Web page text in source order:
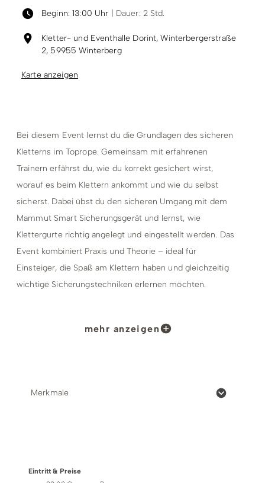
Beginn: 13:00 Uhr | Dauer: 2 Std.
Kletter- und Eventhalle Dorint, Winterbergerstraße
2, 59955 Winterberg
Karte anzeigen
Bei diesem Event lernst du die Grundlagen des sicheren
Kletterns im Toprope. Gemeinsam mit erfahrenen
Trainern erfährst du, wie du korrekt gesichert wirst,
worauf es beim Klettern ankommt und wie du selbst
sicherst. Dabei übst du den sicheren Umgang mit dem
Mammut Smart Sicherungsgerät und lernst, wie
Klettergurte richtig angelegt und eingestellt werden. Das
Event kombiniert Praxis und Theorie – ideal für
Einsteiger, die Spaß am Klettern haben und gleichzeitig
wichtige Sicherungstechniken erlernen möchten.
ab 10 Personen und Termine auch
Treffpunkt:
mehr anzeigen
Merkmale
Eintritt & Preise